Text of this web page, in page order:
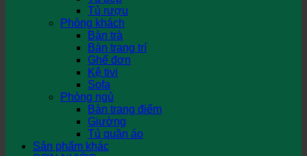
Tủ rượu
Phòng khách
Bàn trà
Bàn trang trí
Ghế đơn
Kệ tivi
Sofa
Phòng ngủ
Bàn trang điểm
Giường
Tủ quần áo
Sản phẩm khác